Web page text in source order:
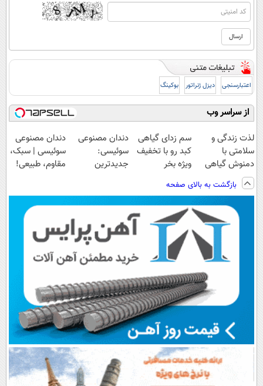
اعتبارسنجی دیزل ژنراتور بوکینگ
از سراسر وب
لذت زندگی و
سلامتی با
دمنوش گیاهی
کبد
سم زدای گیاهی
کبد رو با تخفیف
ویژه بخر
دندان مصنوعی
سوئیسی:
جدیدترین
پرداخت قسطی
دندان مصنوعی
سوئیسی | سبک،
مقاوم، طبیعی!
اقساطی😍
بازگشت به بالای صفحه